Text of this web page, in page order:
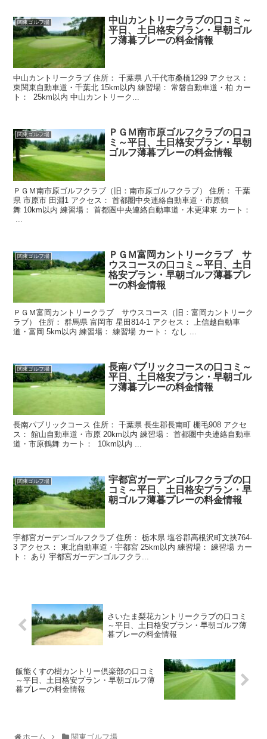
関東ゴルフ場
中山カントリークラブの口コミ～
平日、土日格安プラン・早朝ゴル
フ薄暮プレーの料金情報
中山カントリークラブ 住所： 千葉県 八千代市桑橋1299 アクセス：
東関東自動車道・千葉北 15km以内 練習場： 常磐自動車道・柏 カー
ト： 25km以内 中山カントリーク...
関東ゴルフ場
ＰＧＭ南市原ゴルフクラブの口コ
ミ～平日、土日格安プラン・早朝
ゴルフ薄暮プレーの料金情報
ＰＧＭ南市原ゴルフクラブ（旧：南市原ゴルフクラブ） 住所： 千葉
県 市原市 田淵1 アクセス： 首都圏中央連絡自動車道・市原鶴
舞 10km以内 練習場： 首都圏中央連絡自動車道・木更津東 カート：
関東ゴルフ場
ＰＧＭ富岡カントリークラブ サ
ウスコースの口コミ～平日、土日
格安プラン・早朝ゴルフ薄暮プレ
ーの料金情報
ＰＧＭ富岡カントリークラブ サウスコース（旧：富岡カントリーク
ラブ） 住所： 群馬県 富岡市 星田814-1 アクセス： 上信越自動車
道・富岡 5km以内 練習場： 練習場 カート： なし ...
関東ゴルフ場
長南パブリックコースの口コミ～
平日、土日格安プラン・早朝ゴル
フ薄暮プレーの料金情報
長南パブリックコース 住所： 千葉県 長生郡長南町 棚毛908 アクセ
ス： 館山自動車道・市原 20km以内 練習場： 首都圏中央連絡自動車
道・市原鶴舞 カート： 10km以内 ...
関東ゴルフ場
宇都宮ガーデンゴルフクラブの口
コミ～平日、土日格安プラン・早
朝ゴルフ薄暮プレーの料金情報
宇都宮ガーデンゴルフクラブ 住所： 栃木県 塩谷郡高根沢町文挟764-
3 アクセス： 東北自動車道・宇都宮 25km以内 練習場： 練習場 カー
ト： あり 宇都宮ガーデンゴルフクラ...
さいたま梨花カントリークラブの口コミ
～平日、土日格安プラン・早朝ゴルフ薄
暮プレーの料金情報
飯能くすの樹カントリー倶楽部の口コミ
～平日、土日格安プラン・早朝ゴルフ薄
暮プレーの料金情報
ホーム 関東ゴルフ場